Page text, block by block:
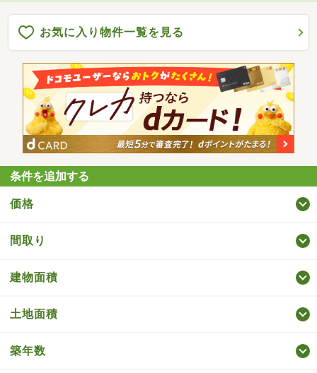
お気に入り物件一覧を見る
条件を追加する
価格
間取り
建物面積
土地面積
築年数